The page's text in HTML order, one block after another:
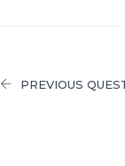
PREVIOUS